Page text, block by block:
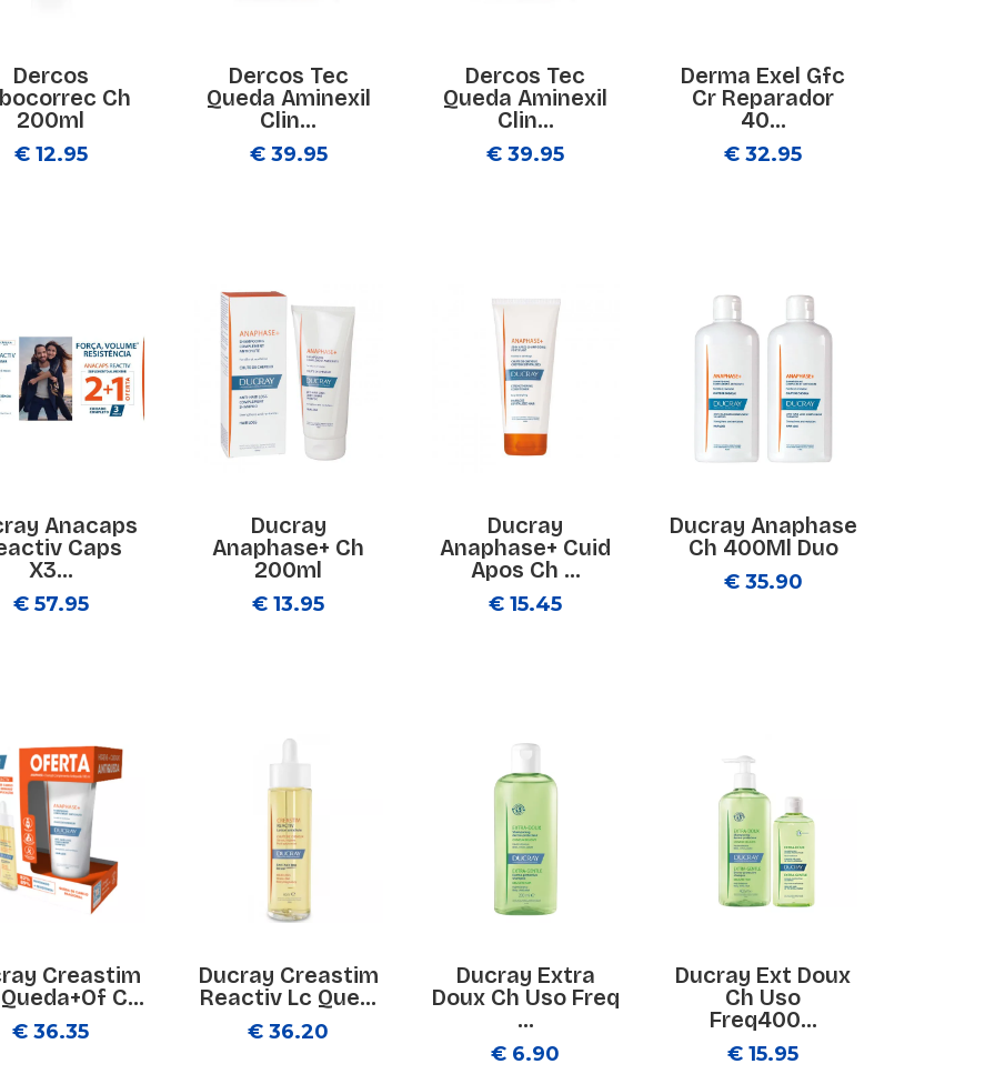
Dercos
Ch
200ml
€ 12.95
Dercos Tec
Queda Aminexil
Clin...
€ 39.95
Dercos Tec
Queda Aminexil
Clin...
€ 39.95
Derma Exel Gfc
Cr Reparador
40...
€ 32.95
Anacaps
Caps
X3...
€ 57.95
Ducray
Anaphase+ Ch
200ml
€ 13.95
Ducray
Anaphase+ Cuid
Apos Ch ...
€ 15.45
Ducray Anaphase
Ch 400Ml Duo
€ 35.90
Creastim
C...
€ 36.35
Ducray Creastim
Reactiv Lc Que...
€ 36.20
Ducray Extra
Doux Ch Uso Freq
...
€ 6.90
Ducray Ext Doux
Ch Uso
Freq400...
€ 15.95